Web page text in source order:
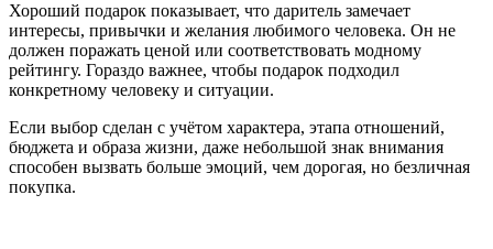
Хороший подарок показывает, что даритель замечает
интересы, привычки и желания любимого человека. Он не
должен поражать ценой или соответствовать модному
рейтингу. Гораздо важнее, чтобы подарок подходил
конкретному человеку и ситуации.
Если выбор сделан с учётом характера, этапа отношений,
бюджета и образа жизни, даже небольшой знак внимания
способен вызвать больше эмоций, чем дорогая, но безличная
покупка.